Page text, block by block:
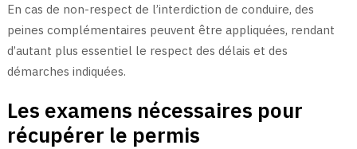
En cas de non-respect de l’interdiction de conduire, des
peines complémentaires peuvent être appliquées, rendant
d’autant plus essentiel le respect des délais et des
démarches indiquées.
Les examens nécessaires pour
récupérer le permis